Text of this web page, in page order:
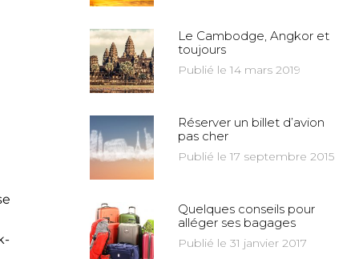
Le Cambodge, Angkor et
toujours
Publié le 14 mars 2019
Réserver un billet d’avion
pas cher
Publié le 17 septembre 2015
Quelques conseils pour
alléger ses bagages
Publié le 31 janvier 2017